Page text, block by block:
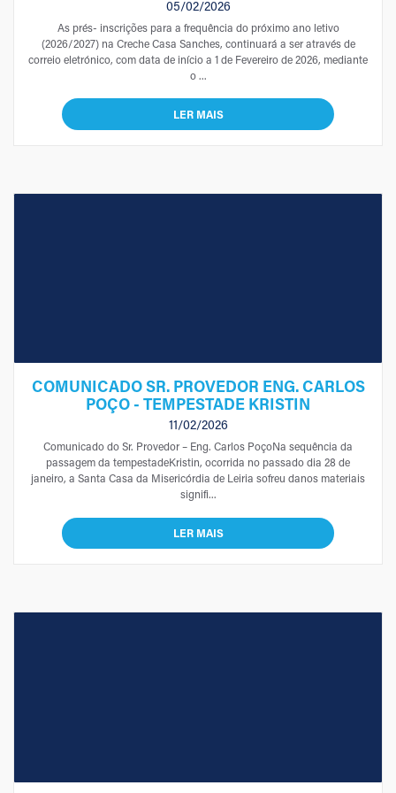
05/02/2026
As prés- inscrições para a frequência do próximo ano letivo
(2026/2027) na Creche Casa Sanches, continuará a ser através de
correio eletrónico, com data de início a 1 de Fevereiro de 2026, mediante
o ...
LER MAIS
COMUNICADO SR. PROVEDOR ENG. CARLOS
POÇO - TEMPESTADE KRISTIN
11/02/2026
Comunicado do Sr. Provedor – Eng. Carlos PoçoNa sequência da
passagem da tempestadeKristin, ocorrida no passado dia 28 de
janeiro, a Santa Casa da Misericórdia de Leiria sofreu danos materiais
signifi...
LER MAIS